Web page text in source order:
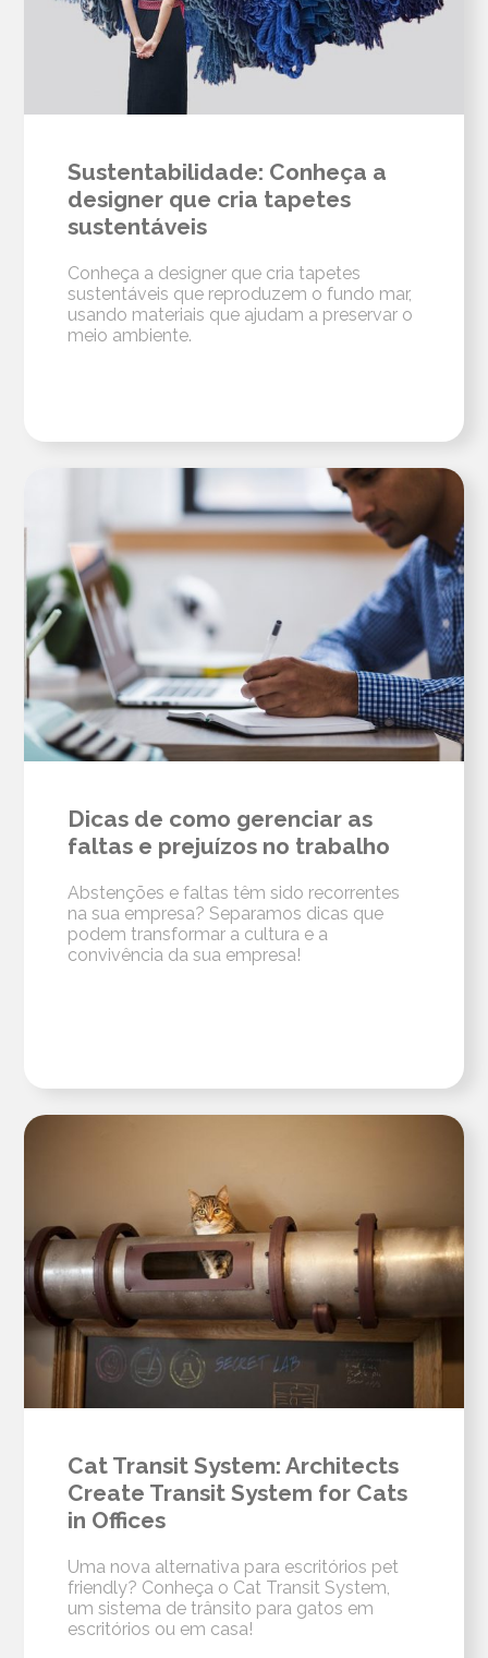
Sustentabilidade: Conheça a
designer que cria tapetes
sustentáveis
Conheça a designer que cria tapetes
sustentáveis que reproduzem o fundo mar,
usando materiais que ajudam a preservar o
meio ambiente.
Dicas de como gerenciar as
faltas e prejuízos no trabalho
Abstenções e faltas têm sido recorrentes
na sua empresa? Separamos dicas que
podem transformar a cultura e a
convivência da sua empresa!
Cat Transit System: Architects
Create Transit System for Cats
in Offices
Uma nova alternativa para escritórios pet
friendly? Conheça o Cat Transit System,
um sistema de trânsito para gatos em
escritórios ou em casa!